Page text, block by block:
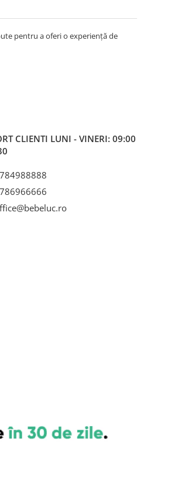
pentru a oferi o experiență de
CLIENTI LUNI - VINERI: 09:00